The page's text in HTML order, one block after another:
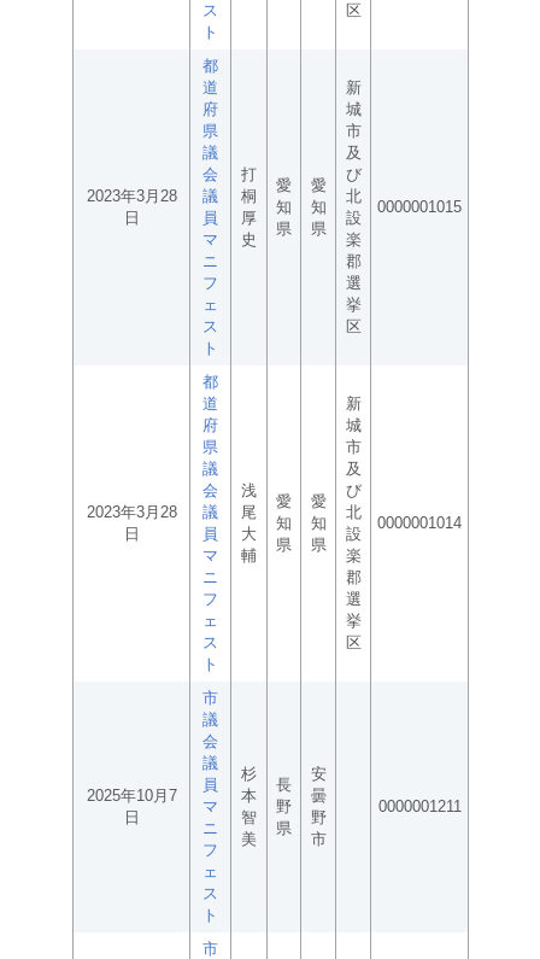
ス
ト
区
2023年3月28
日
都
道
府
県
議
会
議
員
マ
ニ
フ
ェ
ス
ト
打
桐
厚
史
愛
知
県
愛
知
県
新
城
市
及
び
北
設
楽
郡
選
挙
区
0000001015
2023年3月28
日
都
道
府
県
議
会
議
員
マ
ニ
フ
ェ
ス
ト
浅
尾
大
輔
愛
知
県
愛
知
県
新
城
市
及
び
北
設
楽
郡
選
挙
区
0000001014
2025年10月7
日
市
議
会
議
員
マ
ニ
フ
ェ
ス
ト
杉
本
智
美
長
野
県
安
曇
野
市
0000001211
市